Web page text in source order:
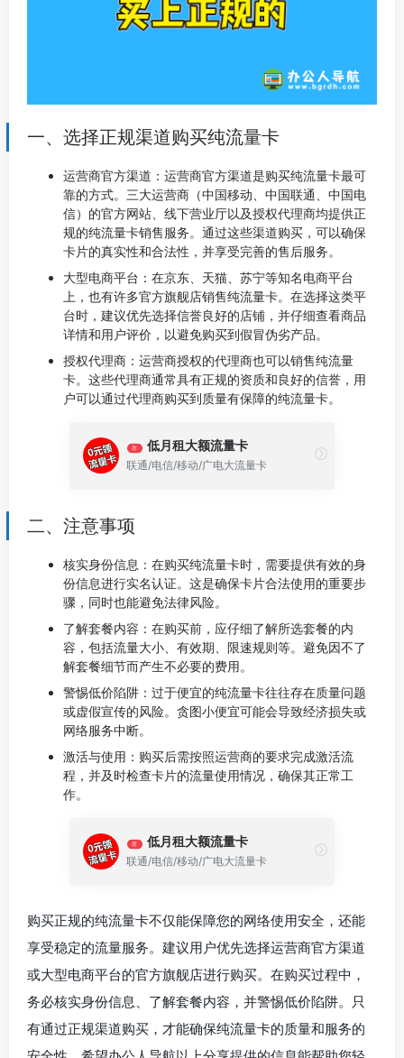
一、选择正规渠道购买纯流量卡
运营商官方渠道：运营商官方渠道是购买纯流量卡最可
靠的方式。三大运营商（中国移动、中国联通、中国电
信）的官方网站、线下营业厅以及授权代理商均提供正
规的纯流量卡销售服务。通过这些渠道购买，可以确保
卡片的真实性和合法性，并享受完善的售后服务。
大型电商平台：在京东、天猫、苏宁等知名电商平台
上，也有许多官方旗舰店销售纯流量卡。在选择这类平
台时，建议优先选择信誉良好的店铺，并仔细查看商品
详情和用户评价，以避免购买到假冒伪劣产品。
授权代理商：运营商授权的代理商也可以销售纯流量
卡。这些代理商通常具有正规的资质和良好的信誉，用
户可以通过代理商购买到质量有保障的纯流量卡。
荐 低月租大额流量卡
联通/电信/移动/广电大流量卡
二、注意事项
核实身份信息：在购买纯流量卡时，需要提供有效的身
份信息进行实名认证。这是确保卡片合法使用的重要步
骤，同时也能避免法律风险。
了解套餐内容：在购买前，应仔细了解所选套餐的内
容，包括流量大小、有效期、限速规则等。避免因不了
解套餐细节而产生不必要的费用。
警惕低价陷阱：过于便宜的纯流量卡往往存在质量问题
或虚假宣传的风险。贪图小便宜可能会导致经济损失或
网络服务中断。
激活与使用：购买后需按照运营商的要求完成激活流
程，并及时检查卡片的流量使用情况，确保其正常工
作。
荐 低月租大额流量卡
联通/电信/移动/广电大流量卡
购买正规的纯流量卡不仅能保障您的网络使用安全，还能
享受稳定的流量服务。建议用户优先选择运营商官方渠道
或大型电商平台的官方旗舰店进行购买。在购买过程中，
务必核实身份信息、了解套餐内容，并警惕低价陷阱。只
有通过正规渠道购买，才能确保纯流量卡的质量和服务的